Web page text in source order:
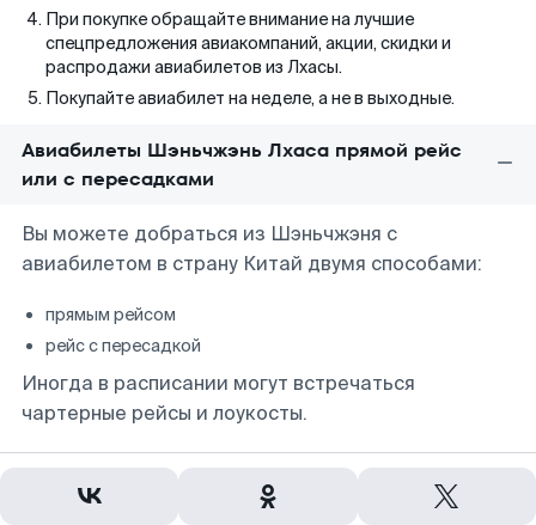
При покупке обращайте внимание на лучшие
спецпредложения авиакомпаний, акции, скидки и
распродажи авиабилетов из Лхасы.
Покупайте авиабилет на неделе, а не в выходные.
Авиабилеты Шэньчжэнь Лхаса прямой рейс
или с пересадками
Вы можете добраться из Шэньчжэня с
авиабилетом в страну Китай двумя способами:
прямым рейсом
рейс с пересадкой
Иногда в расписании могут встречаться
чартерные рейсы и лоукосты.